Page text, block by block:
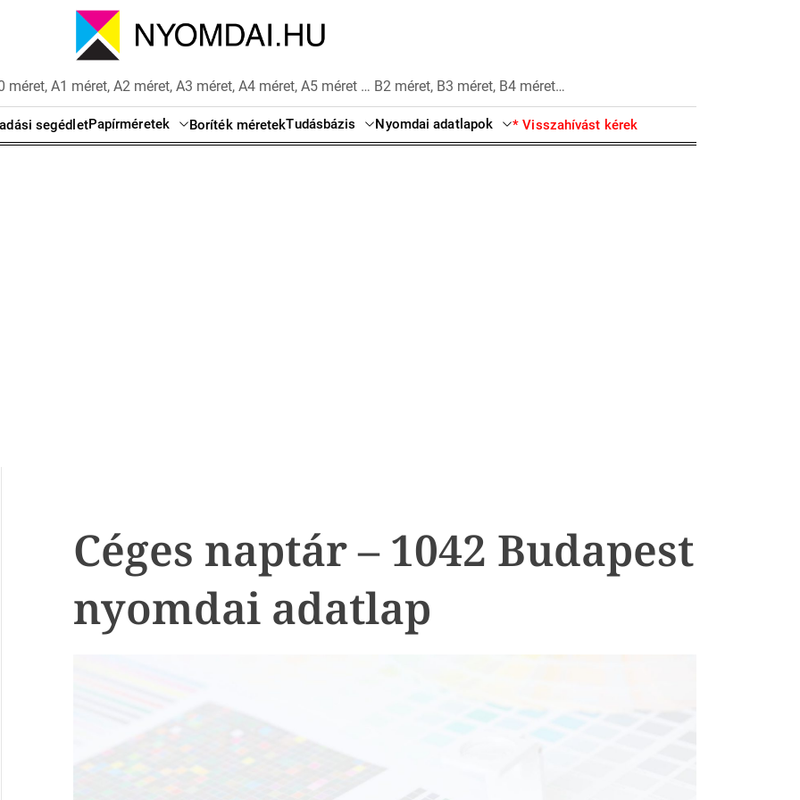
A1 méret, A2 méret, A3 méret, A4 méret, A5 méret … B2 méret, B3 méret, B4 méret…
segédletPapírméretek Boríték méretekTudásbázis Nyomdai adatlapok * Visszahívást kérek
Céges naptár – 1042 Budapest
nyomdai adatlap